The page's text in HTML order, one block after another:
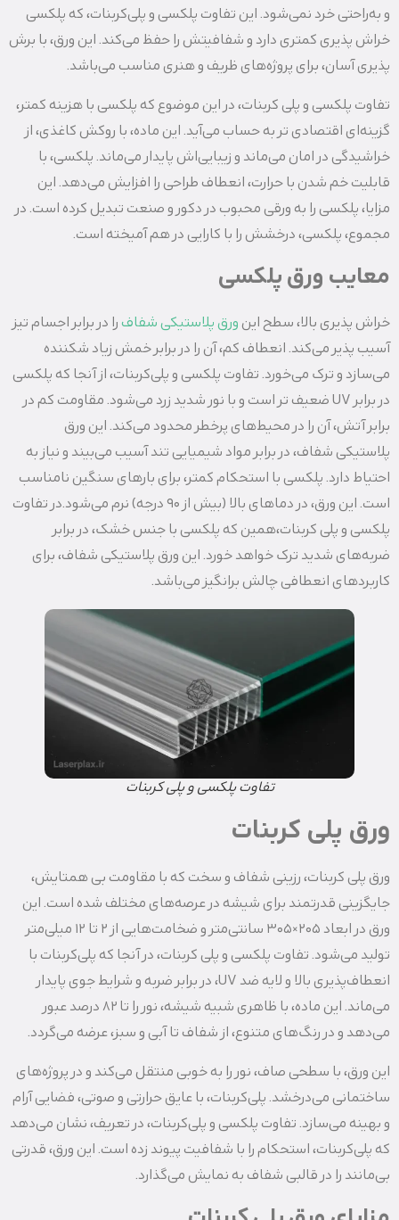
و به‌راحتی خرد نمی‌شود. این تفاوت پلکسی و پلی‌کربنات، که پلکسی
خراش‌ پذیری کمتری دارد و شفافیتش را حفظ می‌کند. این ورق، با برش‌
پذیری آسان، برای پروژه‌های ظریف و هنری مناسب می‌باشد.
تفاوت پلکسی و پلی کربنات، در این موضوع که پلکسی با هزینه کمتر،
گزینه‌ای اقتصادی‌ تر به حساب می‌آید. این ماده، با روکش کاغذی، از
خراشیدگی در امان می‌ماند و زیبایی‌اش پایدار می‌ماند. پلکسی، با
قابلیت خم شدن با حرارت، انعطاف طراحی را افزایش می‌دهد. این
مزایا، پلکسی را به ورقی محبوب در دکور و صنعت تبدیل کرده است. در
مجموع، پلکسی، درخشش را با کارایی در هم آمیخته است.
معایب ورق پلکسی
خراش‌ پذیری بالا، سطح این ورق پلاستیکی شفافرا در برابر اجسام تیز
آسیب‌ پذیر می‌کند. انعطاف کم، آن را در برابر خمش زیاد شکننده
می‌سازد و ترک می‌خورد. تفاوت پلکسی و پلی‌کربنات، از آنجا که پلکسی
در برابر UV ضعیف‌ تر است و با نور شدید زرد می‌شود. مقاومت کم در
برابر آتش، آن را در محیط‌های پرخطر محدود می‌کند. این ورق
پلاستیکی شفاف، در برابر مواد شیمیایی تند آسیب می‌بیند و نیاز به
احتیاط دارد. پلکسی با استحکام کمتر، برای بارهای سنگین نامناسب
است. این ورق، در دماهای بالا (بیش از 90 درجه) نرم می‌شود.در تفاوت
پلکسی و پلی کربنات،همین که پلکسی با جنس خشک، در برابر
ضربه‌های شدید ترک خواهد خورد. این ورق پلاستیکی شفاف، برای
کاربردهای انعطافی چالش‌ برانگیز می‌باشد.
تفاوت پلکسی و پلی‌ کربنات
ورق پلی کربنات
ورق پلی‌ کربنات، رزینی شفاف و سخت که با مقاومت بی‌ همتایش،
جایگزینی قدرتمند برای شیشه در عرصه‌های مختلف شده است. این
ورق در ابعاد 205×305 سانتی‌متر و ضخامت‌هایی از 2 تا 12 میلی‌متر
تولید می‌شود. تفاوت پلکسی و پلی کربنات، در آنجا که پلی‌کربنات با
انعطاف‌پذیری بالا و لایه ضد UV، در برابر ضربه و شرایط جوی پایدار
می‌ماند. این ماده، با ظاهری شبیه شیشه، نور را تا 82 درصد عبور
می‌دهد و در رنگ‌های متنوع، از شفاف تا آبی و سبز، عرضه می‌گردد.
این ورق، با سطحی صاف، نور را به‌ خوبی منتقل می‌کند و در پروژه‌های
ساختمانی می‌درخشد. پلی‌کربنات، با عایق حرارتی و صوتی، فضایی آرام
و بهینه می‌سازد. تفاوت پلکسی و پلی‌کربنات، در تعریف، نشان می‌دهد
که پلی‌کربنات، استحکام را با شفافیت پیوند زده است. این ورق، قدرتی
بی‌مانند را در قالبی شفاف به نمایش می‌گذارد.